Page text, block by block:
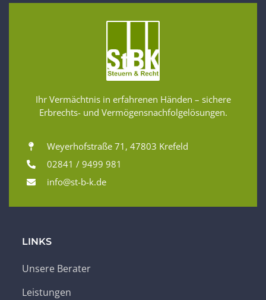
Ihr Vermächtnis in erfahrenen Händen – sichere
Erbrechts- und Vermögensnachfolgelösungen.
Weyerhofstraße 71, 47803 Krefeld
02841 / 9499 981
info@st-b-k.de
LINKS
Unsere Berater
Leistungen